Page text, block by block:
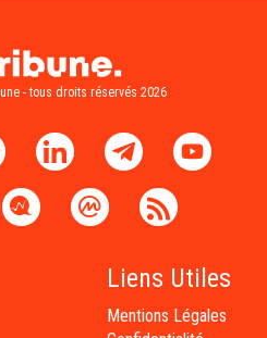
- tous droits réservés 2026
Liens Utiles
Mentions Légales